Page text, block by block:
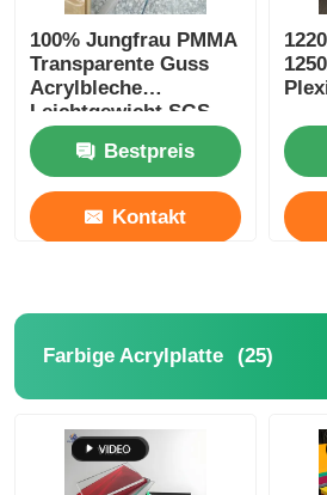
100% Jungfrau PMMA
Transparente Guss
Acrylbleche
Leichtgewicht SGS
zertifiziert
Bestpreis
Kontakt
Farbige Acrylplatte (25)